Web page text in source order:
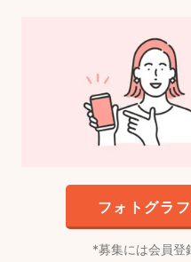
フォトグラ
募集には会員登